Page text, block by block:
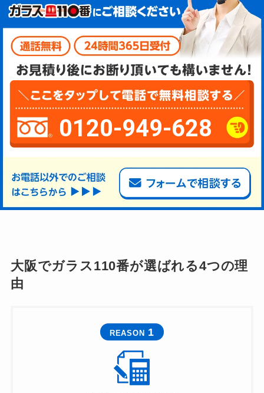
0120-949-628
大阪でガラス110番が選ばれる4つの理
由
REASON 1